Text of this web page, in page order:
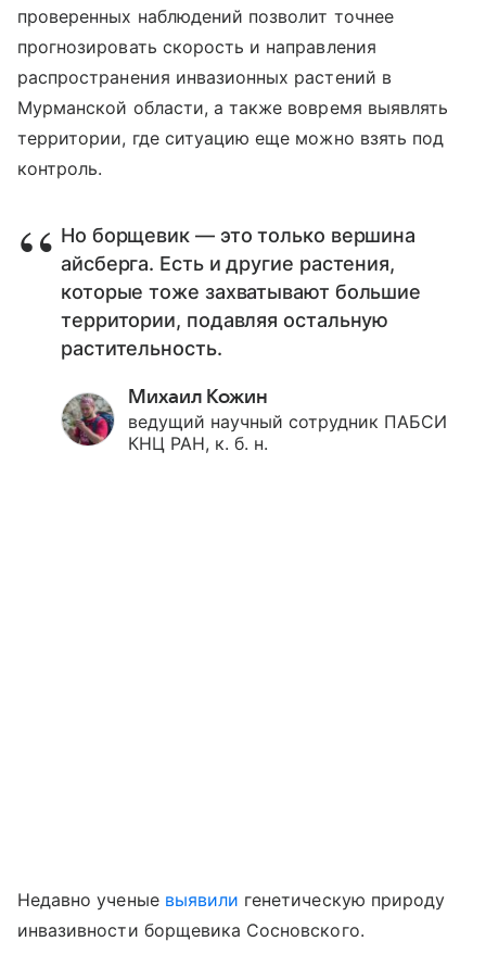
проверенных наблюдений позволит точнее
прогнозировать скорость и направления
распространения инвазионных растений в
Мурманской области, а также вовремя выявлять
территории, где ситуацию еще можно взять под
контроль.
Но борщевик — это только вершина
айсберга. Есть и другие растения,
которые тоже захватывают большие
территории, подавляя остальную
растительность.
Михаил Кожин
ведущий научный сотрудник ПАБСИ
КНЦ РАН, к. б. н.
Недавно ученые выявили генетическую природу
инвазивности борщевика Сосновского.